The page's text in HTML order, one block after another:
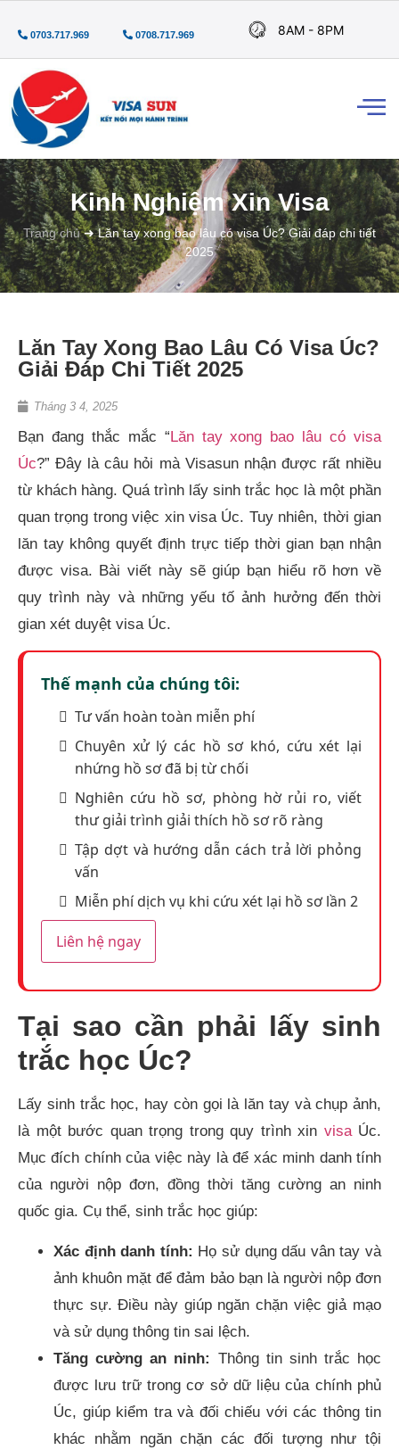
0703.717.969 0708.717.969 8AM - 8PM
Kinh Nghiệm Xin Visa
Trang chủ➜Lăn tay xong bao lâu có visa Úc? Giải đáp chi tiết
2025
Lăn Tay Xong Bao Lâu Có Visa Úc?
Giải Đáp Chi Tiết 2025
Tháng 3 4, 2025
Bạn đang thắc mắc “Lăn tay xong bao lâu có visa
Úc?” Đây là câu hỏi mà Visasun nhận được rất nhiều
từ khách hàng. Quá trình lấy sinh trắc học là một phần
quan trọng trong việc xin visa Úc. Tuy nhiên, thời gian
lăn tay không quyết định trực tiếp thời gian bạn nhận
được visa. Bài viết này sẽ giúp bạn hiểu rõ hơn về
quy trình này và những yếu tố ảnh hưởng đến thời
gian xét duyệt visa Úc.
Thế mạnh của chúng tôi:
Tư vấn hoàn toàn miễn phí
Chuyên xử lý các hồ sơ khó, cứu xét lại
nhứng hồ sơ đã bị từ chối
Nghiên cứu hồ sơ, phòng hờ rủi ro, viết
thư giải trình giải thích hồ sơ rõ ràng
Tập dợt và hướng dẫn cách trả lời phỏng
vấn
Miễn phí dịch vụ khi cứu xét lại hồ sơ lần 2
Liên hệ ngay
Tại sao cần phải lấy sinh
trắc học Úc?
Lấy sinh trắc học, hay còn gọi là lăn tay và chụp ảnh,
là một bước quan trọng trong quy trình xin visaÚc.
Mục đích chính của việc này là để xác minh danh tính
của người nộp đơn, đồng thời tăng cường an ninh
quốc gia. Cụ thể, sinh trắc học giúp:
Xác định danh tính: Họ sử dụng dấu vân tay và
ảnh khuôn mặt để đảm bảo bạn là người nộp đơn
thực sự. Điều này giúp ngăn chặn việc giả mạo
và sử dụng thông tin sai lệch.
Tăng cường an ninh: Thông tin sinh trắc học
được lưu trữ trong cơ sở dữ liệu của chính phủ
Úc, giúp kiểm tra và đối chiếu với các thông tin
khác nhằm ngăn chặn các đối tượng như tội